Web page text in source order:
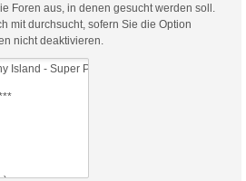
Foren aus, in denen gesucht werden soll.
mit durchsucht, sofern Sie die Option
nicht deaktivieren.